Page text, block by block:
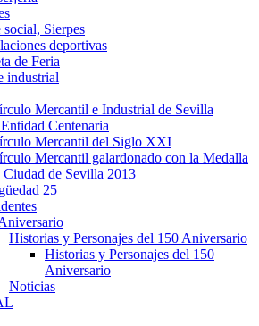
social, Sierpes
deportivas
de Feria
industrial
Mercantil e Industrial de Sevilla
Centenaria
Mercantil del Siglo XXI
Mercantil galardonado con la Medalla
Ciudad de Sevilla 2013
25
Historias y Personajes del 150 Aniversario
Historias y Personajes del 150
Aniversario
Noticias